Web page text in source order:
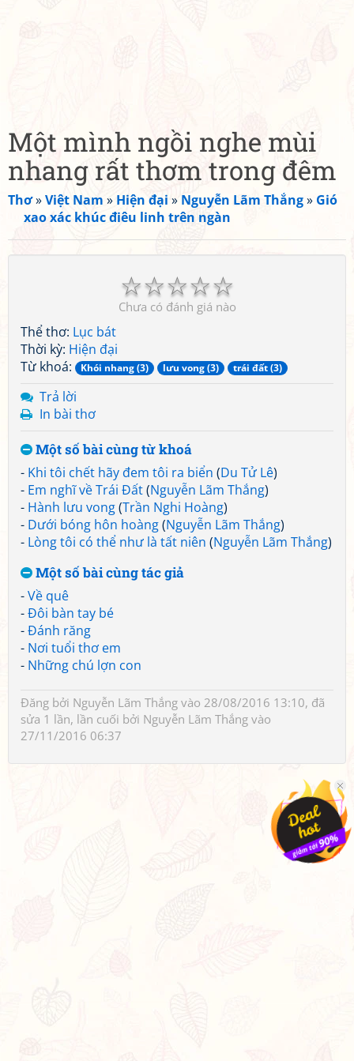
Một mình ngồi nghe mùi
nhang rất thơm trong đêm
Thơ»Việt Nam » Hiện đại » Nguyễn Lãm Thắng» Gió
xao xác khúc điêu linh trên ngàn
☆
☆
☆
☆
☆
Chưa có đánh giá nào
Thể thơ: Lục bát
Thời kỳ: Hiện đại
Từ khoá:
Khói nhang (3) lưu vong (3) trái đất (3)
Trả lời
In bài thơ
Một số bài cùng từ khoá
- Khi tôi chết hãy đem tôi ra biển (Du Tử Lê)
- Em nghĩ về Trái Đất(Nguyễn Lãm Thắng)
- Hành lưu vong(Trần Nghi Hoàng)
- Dưới bóng hôn hoàng(Nguyễn Lãm Thắng)
- Lòng tôi có thể như là tất niên (Nguyễn Lãm Thắng)
Một số bài cùng tác giả
-Về quê
-Đôi bàn tay bé
-Đánh răng
- Nơi tuổi thơ em
- Những chú lợn con
Đăng bởi Nguyễn Lãm Thắng vào 28/08/2016 13:10, đã
sửa 1 lần, lần cuối bởi Nguyễn Lãm Thắng vào
27/11/2016 06:37